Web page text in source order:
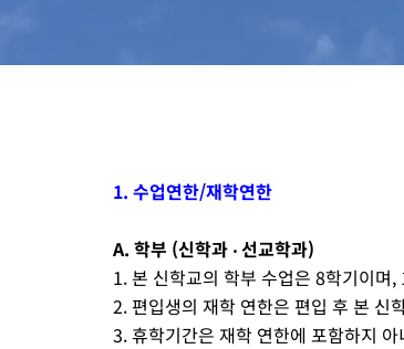
1. 수업연한/재학연한
A. 학부 (신학과 ‧ 선교학과)
1. 본 신학교의 학부 수업은 8학기이며
2. 편입생의 재학 연한은 편입 후 본 신
3. 휴학기간은 재학 연한에 포함하지 아